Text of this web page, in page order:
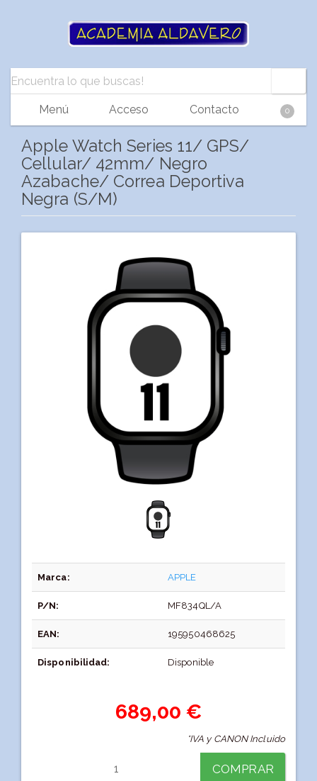
Menú Acceso Contacto 0
Apple Watch Series 11/ GPS/
Cellular/ 42mm/ Negro
Azabache/ Correa Deportiva
Negra (S/M)
Marca: APPLE
P/N: MF834QL/A
EAN: 195950468625
Disponibilidad: Disponible
689,00 €
*IVA y CANON Incluido
COMPRAR